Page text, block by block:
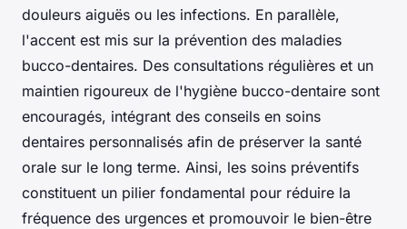
douleurs aiguës ou les infections. En parallèle,
l'accent est mis sur la prévention des maladies
bucco-dentaires. Des consultations régulières et un
maintien rigoureux de l'hygiène bucco-dentaire sont
encouragés, intégrant des conseils en soins
dentaires personnalisés afin de préserver la santé
orale sur le long terme. Ainsi, les soins préventifs
constituent un pilier fondamental pour réduire la
fréquence des urgences et promouvoir le bien-être